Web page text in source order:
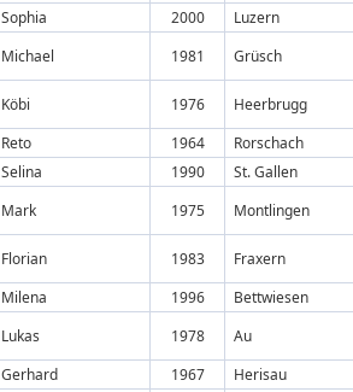
Sophia 2000 Luzern
Michael 1981 Grüsch
Köbi 1976 Heerbrugg
Reto 1964 Rorschach
Selina 1990 St. Gallen
Mark 1975 Montlingen
Florian 1983 Fraxern
Milena 1996 Bettwiesen
Lukas 1978 Au
Gerhard 1967 Herisau